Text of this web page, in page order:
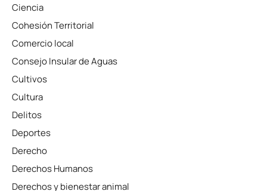
Ciencia
Cohesión Territorial
Comercio local
Consejo Insular de Aguas
Cultivos
Cultura
Delitos
Deportes
Derecho
Derechos Humanos
Derechos y bienestar animal